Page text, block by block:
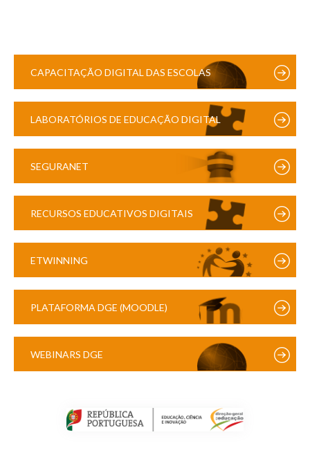
CAPACITAÇÃO DIGITAL DAS ESCOLAS
LABORATÓRIOS DE EDUCAÇÃO DIGITAL
SEGURANET
RECURSOS EDUCATIVOS DIGITAIS
ETWINNING
PLATAFORMA DGE (MOODLE)
WEBINARS DGE